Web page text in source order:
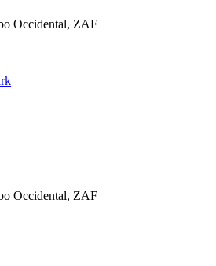
Occidental, ZAF
Occidental, ZAF